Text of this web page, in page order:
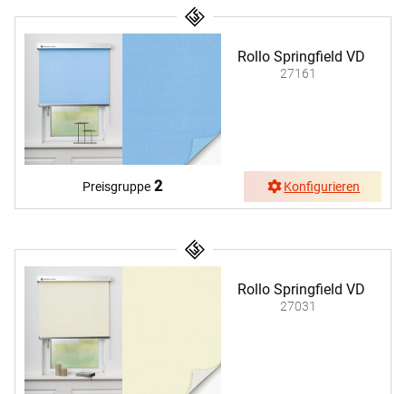
Rollo Springfield VD
27161
Preisgruppe 2 Konfigurieren
Rollo Springfield VD
27031